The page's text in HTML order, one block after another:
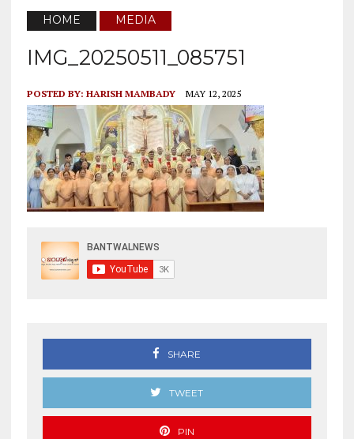
HOME MEDIA
IMG_20250511_085751
POSTED BY: HARISH MAMBADY MAY 12, 2025
SHARE
TWEET
PIN